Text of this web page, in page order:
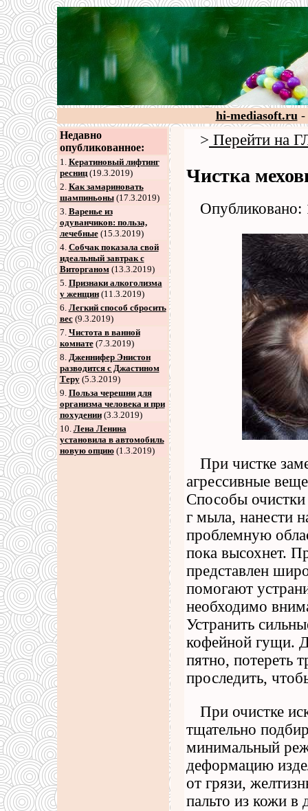
hi-mediasoft.ru-
Недавно
опубликованное:
1. Кератиновый лифтинг
ресниц(19.3.2019)
2. Как замариновать
шампиньоны(17.3.2019)
3. Варенье из
одуванчиков: польза,
лечебные(15.3.2019)
4. Собчак показала свой
идеальный завтрак с
Виторганом(13.3.2019)
5. Признаки алкоголизма
у женщин(11.3.2019)
6. Легкий способ сбросить
вес(9.3.2019)
7. Чистота в ванной
комнате(7.3.2019)
8. Дженнифер Энистон
разводится с Джастином
Теру(5.3.2019)
9. Польза черешни для
организма человека и при
похудении(3.3.2019)
10. Лена Ленина
установила в автомобиль
новую опцию(1.3.2019)
> Перейти на
Чистка
Опубликовано:
При чистке
агрессивные
Способы
г мыла, нанести
проблемную
пока высохнет.
представлен
помогают
необходимо
Устранить
кофейной гущи.
пятно, потереть
проследить,
При очистке
тщательно
минимальный
деформацию
от грязи,
пальто из кожи